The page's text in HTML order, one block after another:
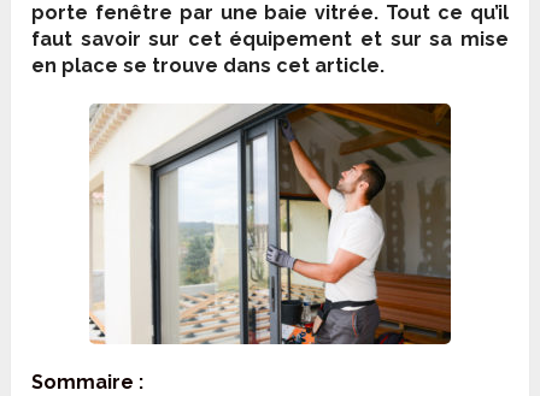
porte fenêtre par une baie vitrée. Tout ce qu’il
faut savoir sur cet équipement et sur sa mise
en place se trouve dans cet article.
Sommaire :